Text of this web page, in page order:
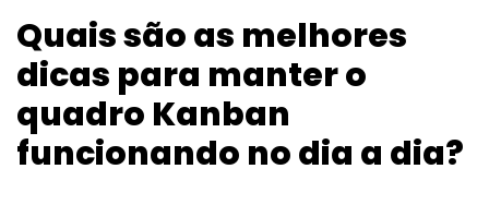
Quais são as melhores
dicas para manter o
quadro Kanban
funcionando no dia a dia?